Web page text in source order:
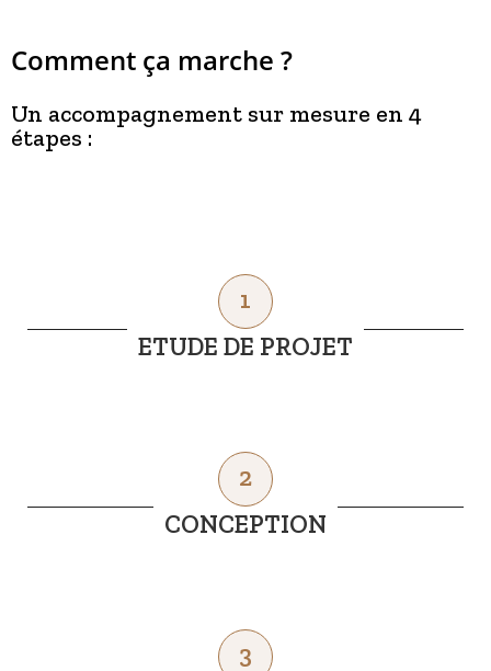
Comment ça marche ?
Un accompagnement sur mesure en 4
étapes :
1
ETUDE DE PROJET
2
CONCEPTION
3